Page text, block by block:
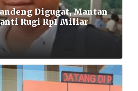
Digugat, Mantan
Rugi Rp1 Miliar